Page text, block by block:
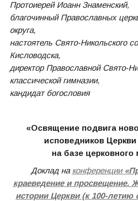
Протоиерей Иоанн Знаменский,
благочинный Православных
округа,
настоятель Свято-Никольского
Кисловодска,
директор Православной Свято-
классической гимназии,
кандидат богословия
«Освящение подвига
исповедников Церкви
на базе церковного
Доклад на конференции
краеведение и просвещение.
истории Церкви (к 100-летию